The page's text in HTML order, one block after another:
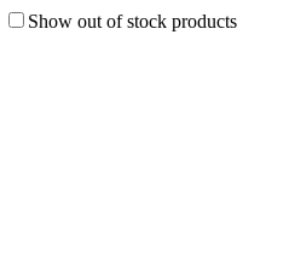
Show out of stock products